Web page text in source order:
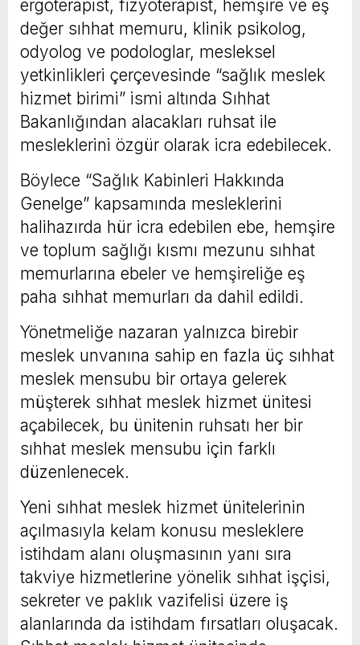
ergoterapist, fizyoterapist, hemşire ve eş
değer sıhhat memuru, klinik psikolog,
odyolog ve podologlar, mesleksel
yetkinlikleri çerçevesinde “sağlık meslek
hizmet birimi” ismi altında Sıhhat
Bakanlığından alacakları ruhsat ile
mesleklerini özgür olarak icra edebilecek.
Böylece “Sağlık Kabinleri Hakkında
Genelge” kapsamında mesleklerini
halihazırda hür icra edebilen ebe, hemşire
ve toplum sağlığı kısmı mezunu sıhhat
memurlarına ebeler ve hemşireliğe eş
paha sıhhat memurları da dahil edildi.
Yönetmeliğe nazaran yalnızca birebir
meslek unvanına sahip en fazla üç sıhhat
meslek mensubu bir ortaya gelerek
müşterek sıhhat meslek hizmet ünitesi
açabilecek, bu ünitenin ruhsatı her bir
sıhhat meslek mensubu için farklı
düzenlenecek.
Yeni sıhhat meslek hizmet ünitelerinin
açılmasıyla kelam konusu mesleklere
istihdam alanı oluşmasının yanı sıra
takviye hizmetlerine yönelik sıhhat işçisi,
sekreter ve paklık vazifelisi üzere iş
alanlarında da istihdam fırsatları oluşacak.